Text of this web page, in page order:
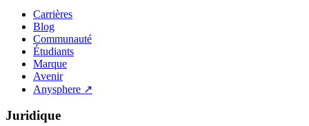
Carrières
Blog
Communauté
Étudiants
Marque
Avenir
Anysphere ↗
Juridique